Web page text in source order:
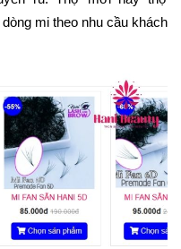
mi theo nhu cầu khách